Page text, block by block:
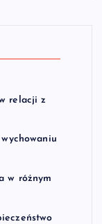
relacji z
w różnym